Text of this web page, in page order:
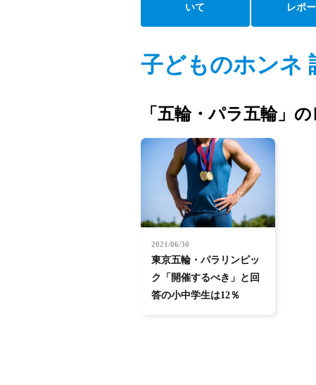
いて
レポ
子どものホンネ
「五輪・パラ五輪」
東京五輪・パラリンピッ
ク「開催するべき」と回
答の小中学生は12％
2021/06/30